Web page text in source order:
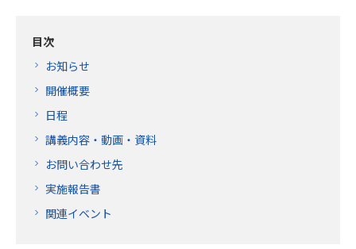
目次
お知らせ
開催概要
日程
講義内容・動画・資料
お問い合わせ先
実施報告書
関連イベント